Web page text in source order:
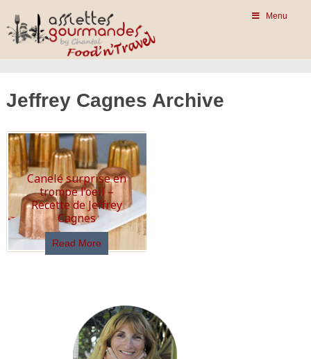
Menu
Jeffrey Cagnes Archive
Canelé surprise en
trompe l’oeil –
Recette de Jeffrey
Cagnes
Read More